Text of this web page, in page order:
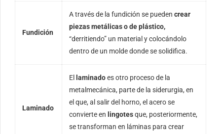
Fundición
A través de la fundición se pueden crear
piezas metálicas o de plástico,
“derritiendo” un material y colocándolo
dentro de un molde donde se solidifica.
Laminado
El laminadoes otro proceso de la
metalmecánica, parte de la siderurgia, en
el que, al salir del horno, el acero se
convierte en lingotesque, posteriormente,
se transforman en láminas para crear